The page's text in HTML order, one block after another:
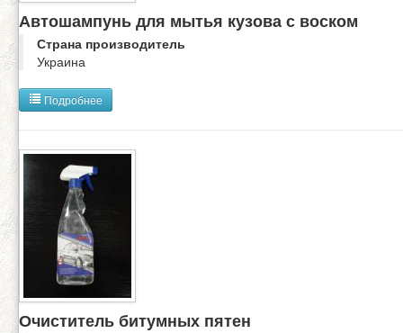
Автошампунь для мытья кузова с воском
Страна производитель
Украина
Подробнее
Очиститель битумных пятен